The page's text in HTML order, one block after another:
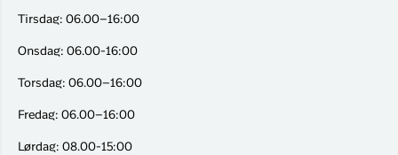
Tirsdag: 06.00–16:00
Onsdag: 06.00-16:00
Torsdag: 06.00–16:00
Fredag: 06.00–16:00
Lørdag: 08.00-15:00